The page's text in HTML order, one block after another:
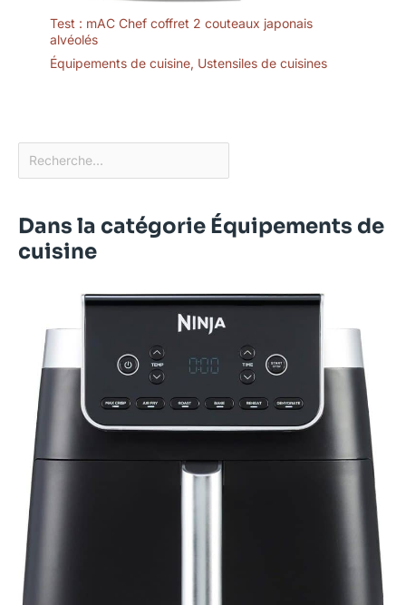
Test : mAC Chef coffret 2 couteaux japonais
alvéolés
Équipements de cuisine, Ustensiles de cuisines
Dans la catégorie Équipements de
cuisine